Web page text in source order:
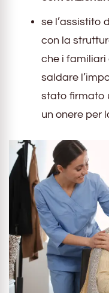
se l’assistito
con la
che i familiari
saldare
stato firmato
un onere per